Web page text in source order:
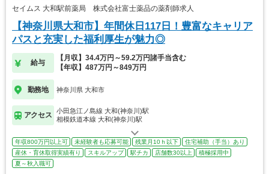
セイムス 大和駅前薬局 株式会社富士薬品の薬剤師求人
【神奈川県大和市】年間休日117日！豊富なキャリア
パスと充実した福利厚生が魅力◎
給与
【月収】34.4万円～59.2万円諸手当含む
【年収】487万円～849万円
勤務地 神奈川県 大和市
アクセス
小田急江ノ島線 大和(神奈川)駅
相模鉄道本線 大和(神奈川)駅
年収800万円以上可 未経験者も応募可能 残業月10ｈ以下
住宅補助（手当）あり
産休・育休取得実績有り
スキルアップ 駅チカ 店舗数30以上
積極採用中
夏～秋入職可